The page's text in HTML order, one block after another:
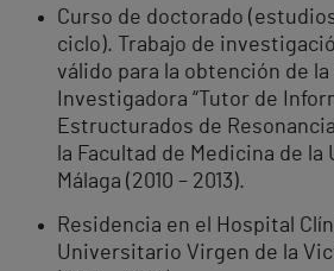
Curso de doctorado
ciclo). Trabajo de
válido para la obtención de
Investigadora “Tutor de
Estructurados de
la Facultad de Medicina de
Málaga (2010 – 2013).
Residencia en el Hospital
Universitario Virgen de la